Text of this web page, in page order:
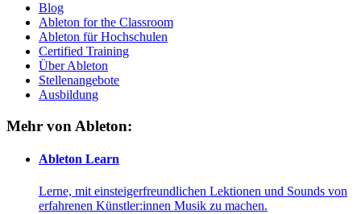
Blog
Ableton for the Classroom
Ableton für Hochschulen
Certified Training
Über Ableton
Stellenangebote
Ausbildung
Mehr von Ableton:
Ableton Learn
Lerne, mit einsteigerfreundlichen Lektionen und Sounds von
erfahrenen Künstler:innen Musik zu machen.